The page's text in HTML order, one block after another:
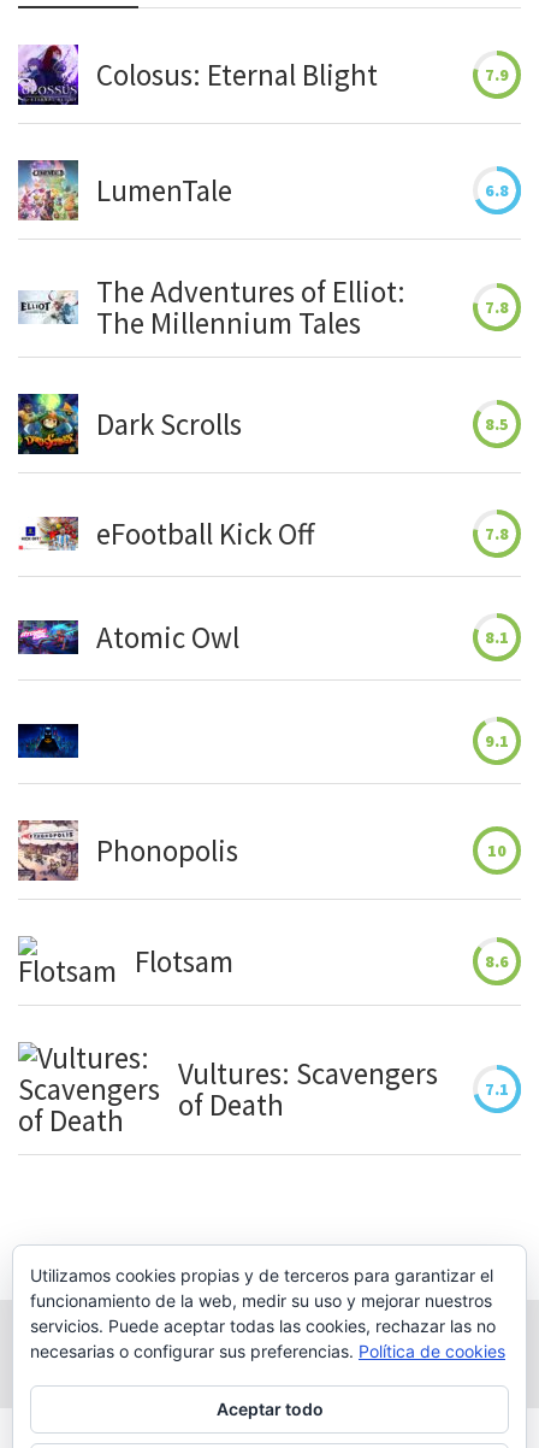
Colosus: Eternal Blight 7.9
LumenTale 6.8
The Adventures of Elliot:
The Millennium Tales
7.8
Dark Scrolls 8.5
eFootball Kick Off 7.8
Atomic Owl 8.1
9.1
Phonopolis 10
Flotsam 8.6
Vultures: Scavengers
of Death
7.1
Utilizamos cookies propias y de terceros para garantizar el
funcionamiento de la web, medir su uso y mejorar nuestros
servicios. Puede aceptar todas las cookies, rechazar las no
necesarias o configurar sus preferencias. Política de cookies
Aceptar todo